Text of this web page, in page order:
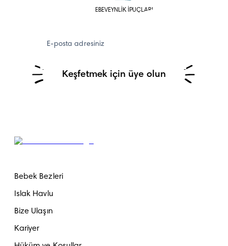
EBEVEYNLİK İPUÇLARI
E-posta adresiniz
Keşfetmek için üye olun
Bebek Bezleri
Islak Havlu
Bize Ulaşın
Kariyer